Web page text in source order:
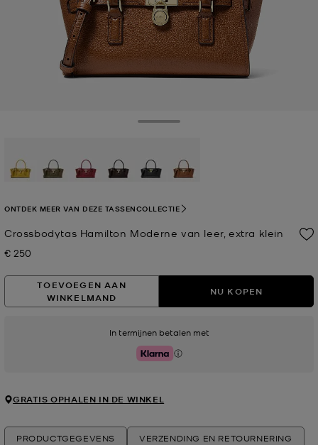
Crossbodytas Hamilton Moderne van leer, extra klein
Nu
€ 250
ONTDEK MEER VAN DEZE TASSENCOLLECTIE
TOEVOEGEN AAN
WINKELMAND
NU KOPEN
In termijnen betalen met
Klarna
GRATIS OPHALEN IN DE WINKEL
PRODUCTGEGEVENS VERZENDING EN RETOURNERING